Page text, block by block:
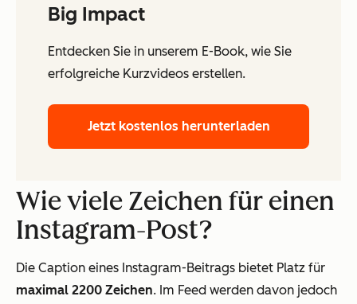
Big Impact
Entdecken Sie in unserem E-Book, wie Sie
erfolgreiche Kurzvideos erstellen.
Jetzt kostenlos herunterladen
Wie viele Zeichen für einen
Instagram-Post?
Die Caption eines Instagram-Beitrags bietet Platz für
maximal 2200 Zeichen. Im Feed werden davon jedoch